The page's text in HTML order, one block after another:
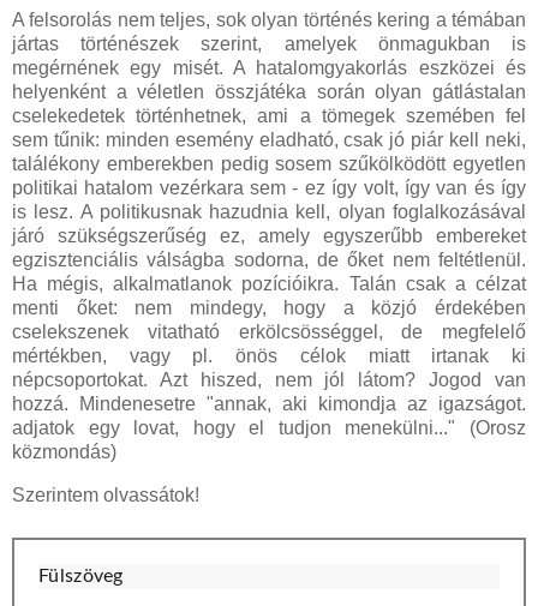
A felsorolás nem teljes, sok olyan történés kering a témában
jártas történészek szerint, amelyek önmagukban is
megérnének egy misét. A hatalomgyakorlás eszközei és
helyenként a véletlen összjátéka során olyan gátlástalan
cselekedetek történhetnek, ami a tömegek szemében fel
sem tűnik: minden esemény eladható, csak jó piár kell neki,
találékony emberekben pedig sosem szűkölködött egyetlen
politikai hatalom vezérkara sem - ez így volt, így van és így
is lesz. A politikusnak hazudnia kell, olyan foglalkozásával
járó szükségszerűség ez, amely egyszerűbb embereket
egzisztenciális válságba sodorna, de őket nem feltétlenül.
Ha mégis, alkalmatlanok pozícióikra. Talán csak a célzat
menti őket: nem mindegy, hogy a közjó érdekében
cselekszenek vitatható erkölcsösséggel, de megfelelő
mértékben, vagy pl. önös célok miatt irtanak ki
népcsoportokat. Azt hiszed, nem jól látom? Jogod van
hozzá. Mindenesetre "annak, aki kimondja az igazságot.
adjatok egy lovat, hogy el tudjon menekülni..." (Orosz
közmondás)
Szerintem olvassátok!
Fülszöveg